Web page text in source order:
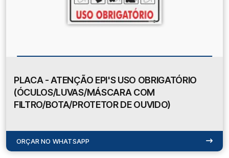
PLACA - ATENÇÃO EPI'S USO OBRIGATÓRIO
(ÓCULOS/LUVAS/MÁSCARA COM
FILTRO/BOTA/PROTETOR DE OUVIDO)
ORÇAR NO WHATSAPP